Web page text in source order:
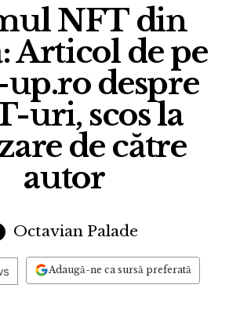
NFT din
Articol de pe
despre
uri, scos la
de către
autor
Octavian Palade
Adaugă-ne ca sursă preferată